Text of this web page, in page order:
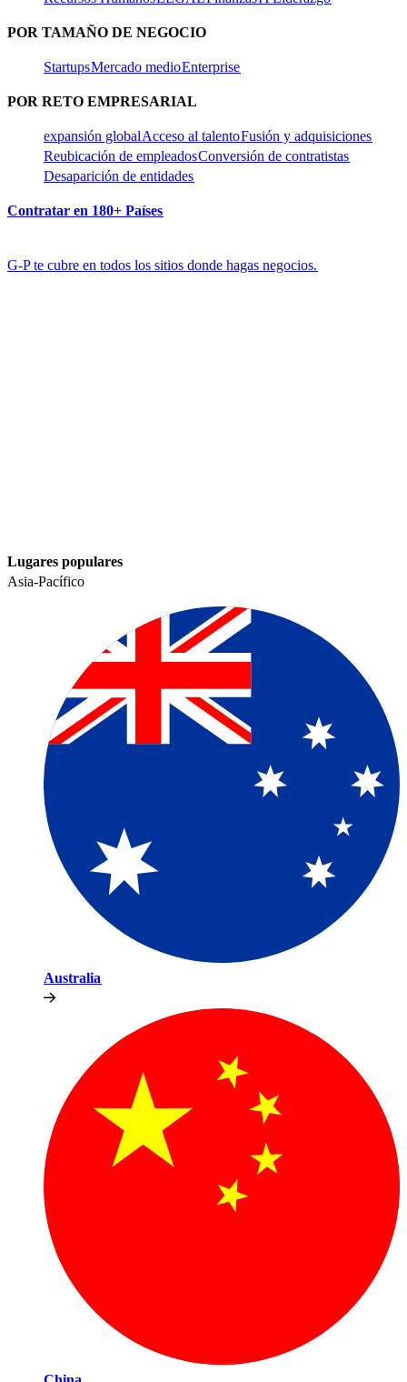
POR TAMAÑO DE NEGOCIO​​
Startups​​Mercado medio​​Enterprise​​
POR RETO EMPRESARIAL​​
expansión global​​Acceso al talento​​Fusión y adquisiciones​​
Reubicación de empleados​​Conversión de contratistas​​
Desaparición de entidades​​
Contratar en 180+ Países​​
G-P te cubre en todos los sitios donde hagas negocios.​​
Lugares populares​​
Asia-Pacífico​​
Australia​​